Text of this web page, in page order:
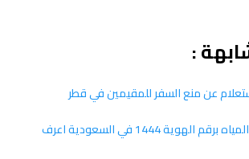
:
عن منع السفر للمقيمين في قطر
الاستعلام عن فاتورة المياه برقم الهوية 1444 في السعودية اعرف